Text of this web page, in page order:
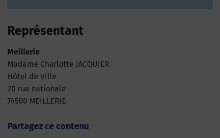
Représentant
Meillerie
Madame Charlotte JACQUIER
Hôtel de Ville
20 rue nationale
74500 MEILLERIE
Partagez ce contenu